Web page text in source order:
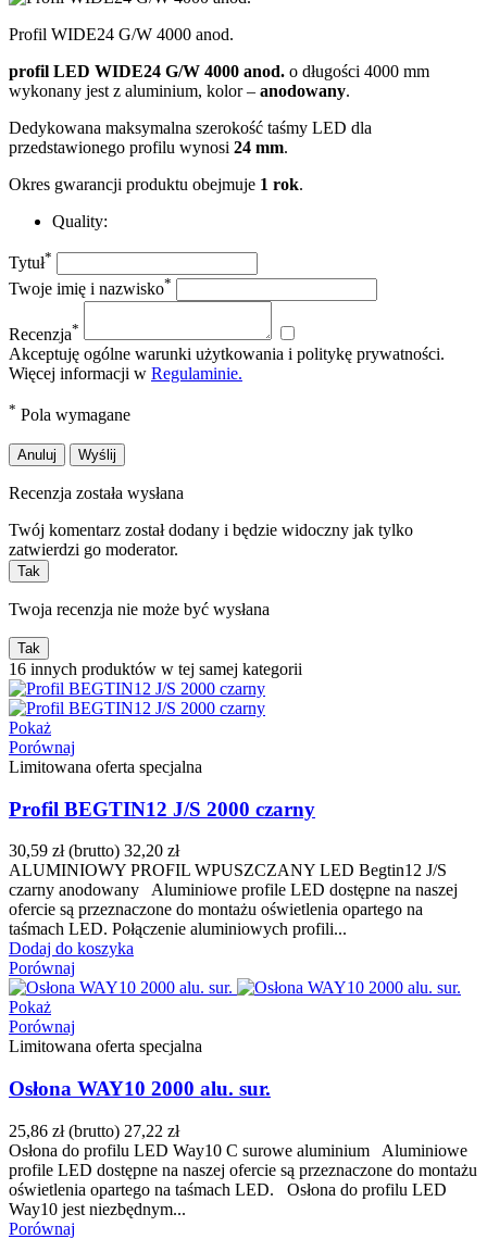
Profil WIDE24 G/W 4000 anod.
profil LED WIDE24 G/W 4000 anod. o długości 4000 mm
wykonany jest z aluminium, kolor – anodowany.
Dedykowana maksymalna szerokość taśmy LED dla
przedstawionego profilu wynosi 24 mm.
Okres gwarancji produktu obejmuje 1 rok.
Quality:
Tytuł*
Twoje imię i nazwisko*
Recenzja*
Akceptuję ogólne warunki użytkowania i politykę prywatności.
Więcej informacji w Regulaminie.
* Pola wymagane
Anuluj Wyślij
Recenzja została wysłana
Twój komentarz został dodany i będzie widoczny jak tylko
zatwierdzi go moderator.
Tak
Twoja recenzja nie może być wysłana
Tak
16 innych produktów w tej samej kategorii
Pokaż
Porównaj
Limitowana oferta specjalna
Profil BEGTIN12 J/S 2000 czarny
30,59 zł (brutto) 32,20 zł
ALUMINIOWY PROFIL WPUSZCZANY LED Begtin12 J/S
czarny anodowany Aluminiowe profile LED dostępne na naszej
ofercie są przeznaczone do montażu oświetlenia opartego na
taśmach LED. Połączenie aluminiowych profili...
Dodaj do koszyka
Porównaj
Pokaż
Porównaj
Limitowana oferta specjalna
Osłona WAY10 2000 alu. sur.
25,86 zł (brutto) 27,22 zł
Osłona do profilu LED Way10 C surowe aluminium Aluminiowe
profile LED dostępne na naszej ofercie są przeznaczone do montażu
oświetlenia opartego na taśmach LED. Osłona do profilu LED
Way10 jest niezbędnym...
Porównaj